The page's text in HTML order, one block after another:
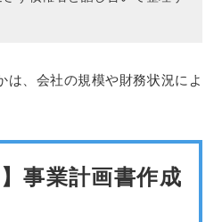
は、会社の規模や財務状況によ
事業計画書作成